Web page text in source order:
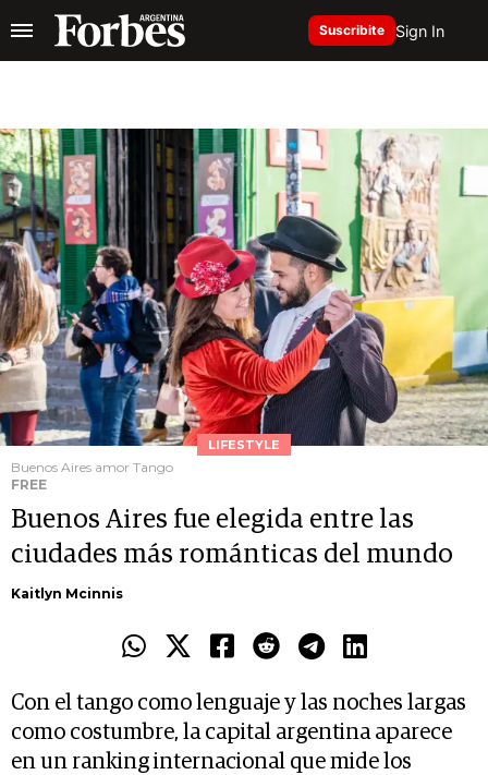
Suscribite Sign In
LIFESTYLE
Buenos Aires amor Tango
FREE
Buenos Aires fue elegida entre las
ciudades más románticas del mundo
Kaitlyn Mcinnis
Con el tango como lenguaje y las noches largas
como costumbre, la capital argentina aparece
en un ranking internacional que mide los